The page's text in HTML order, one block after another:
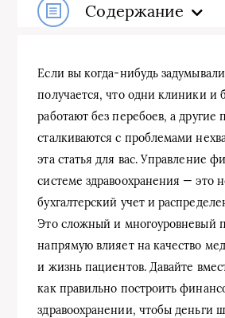
Содержание
Если вы когда-нибудь
получается, что одни клиники и
работают без перебоев, а другие
сталкиваются с проблемами
эта статья для вас. Управление
системе здравоохранения — это
бухгалтерский учет и
Это сложный и многоуровневый
напрямую влияет на качество
и жизнь пациентов. Давайте
как правильно построить
здравоохранении, чтобы деньги